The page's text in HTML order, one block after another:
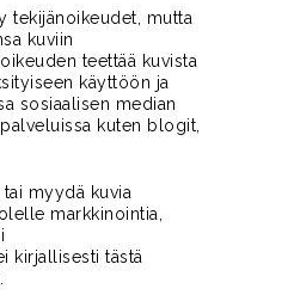
tekijänoikeudet, mutta
kuviin
teettää kuvista
käyttöön ja
sosiaalisen median
kuten blogit,
tai myydä kuvia
markkinointia,
kirjallisesti tästä